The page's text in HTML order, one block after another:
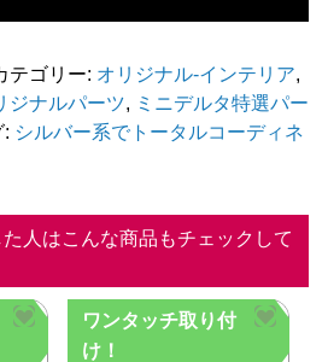
テゴリー: オリジナル-インテリア,
ジナルパーツ, ミニデルタ特選パー
: シルバー系でトータルコーディネ
人はこんな商品もチェックして
ワンタッチ取り付
け！